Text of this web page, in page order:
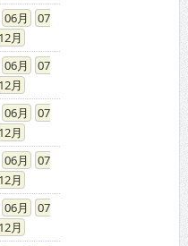
06
07
12
06
07
12
06
07
12
06
07
12
06
07
12